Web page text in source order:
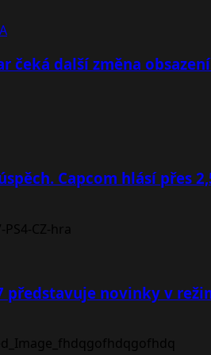
čeká další změna
Capcom hlásí přes
představuje novinky v